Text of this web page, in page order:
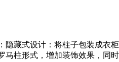
藏式设计：将柱子包装成衣
马柱形式，增加装饰效果，同